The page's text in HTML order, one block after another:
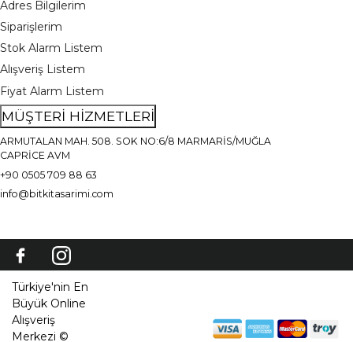
Adres Bilgilerim
Siparişlerim
Stok Alarm Listem
Alışveriş Listem
Fiyat Alarm Listem
MÜŞTERİ HİZMETLERİ
ARMUTALAN MAH. 508. SOK NO:6/8 MARMARİS/MUĞLA
CAPRİCE AVM
+90 0505 709 88 63
info@bitkitasarimi.com
Türkiye'nin En
Büyük Online
Alışveriş
Merkezi ©